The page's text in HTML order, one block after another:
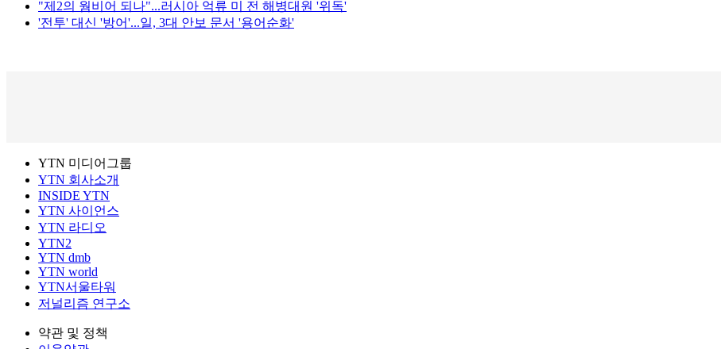
"제2의 웜비어 되나"...러시아 억류 미 전 해병대원 '위독'
'전투' 대신 '방어'...일, 3대 안보 문서 '용어순화'
YTN 미디어그룹
YTN 회사소개
INSIDE YTN
YTN 사이언스
YTN 라디오
YTN2
YTN dmb
YTN world
YTN서울타워
저널리즘 연구소
약관 및 정책